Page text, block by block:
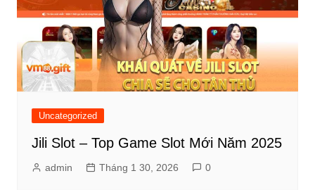
Uncategorized
Jili Slot – Top Game Slot Mới Năm 2025
admin Tháng 1 30, 2026 0